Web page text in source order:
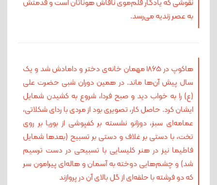
نقوشی که یادگار قلم‌موی ناقاش هوناتان است و قدمتش
به عصر زندیه می‌رسد.
هاکوپ در 1865 مهمان خانه‌ی دختر و دامادش شد و یک
سال پیش آن‌ها ماند. در همین دوران شبی حضرت علی
(ع) را به خواب دید و صبح فردا، شروع به کشیدن شمایل
ایشان کرد. حاصل کار، تصویری بود از مردی با ردای شکلاتی،
عمامه‌ای سبز، دوزانو نشسته بر کفپوشی از بوریا بر روی
تخت، با دستی بر غلاف و دستی بر تسبیح (بعدها شمایل
فاطیما نیز در هنر کلیسایی با تسبیحی در دست ترسیم
شد) و چشم‌هایی دوخته به آسمان و هاله‌ای پیرامون سر
که دو فرشته با حلقه‌ای از گل بالای آن در پروازند